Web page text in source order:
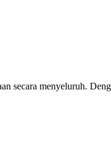
secara menyeluruh.